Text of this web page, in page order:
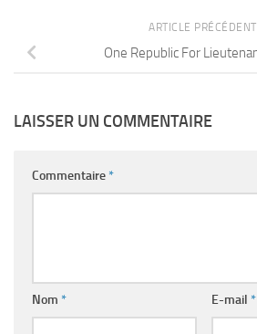
ARTICLE PRÉCÉDENT
One Republic For
LAISSER UN COMMENTAIRE
Commentaire*
Nom * E-mail *